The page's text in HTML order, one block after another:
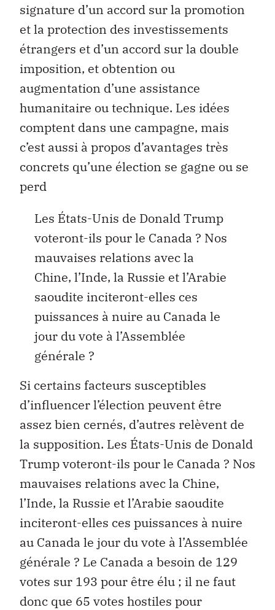
signature d’un accord sur la promotion
et la protection des investissements
étrangers et d’un accord sur la double
imposition, et obtention ou
augmentation d’une assistance
humanitaire ou technique. Les idées
comptent dans une campagne, mais
c’est aussi à propos d’avantages très
concrets qu’une élection se gagne ou se
perd
Les États-Unis de Donald Trump
voteront-ils pour le Canada ? Nos
mauvaises relations avec la
Chine, l’Inde, la Russie et l’Arabie
saoudite inciteront-elles ces
puissances à nuire au Canada le
jour du vote à l’Assemblée
générale ?
Si certains facteurs susceptibles
d’influencer l’élection peuvent être
assez bien cernés, d’autres relèvent de
la supposition. Les États-Unis de Donald
Trump voteront-ils pour le Canada ? Nos
mauvaises relations avec la Chine,
l’Inde, la Russie et l’Arabie saoudite
inciteront-elles ces puissances à nuire
au Canada le jour du vote à l’Assemblée
générale ? Le Canada a besoin de 129
votes sur 193 pour être élu ; il ne faut
donc que 65 votes hostiles pour